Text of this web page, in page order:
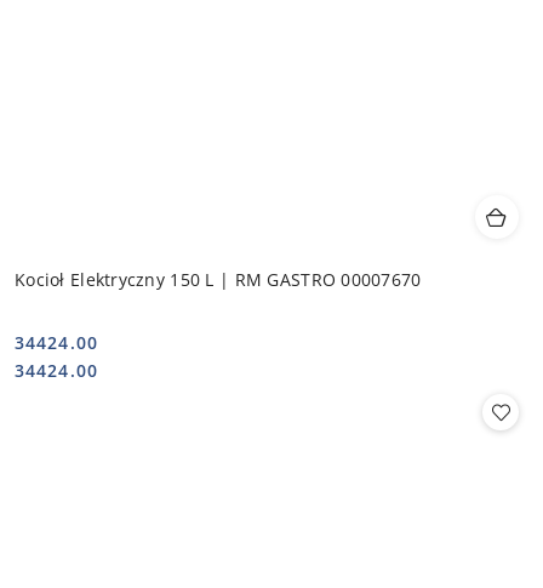
Kocioł Elektryczny 150 L | RM GASTRO 00007670
Cena:
34424.00
Cena:
34424.00